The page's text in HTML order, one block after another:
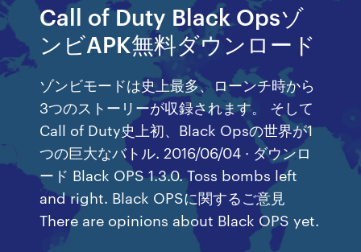
Call of Duty Black Opsゾ
ンビAPK無料ダウンロード
ゾンビモードは史上最多、ローンチ時から
3つのストーリーが収録されます。 そして
Call of Duty史上初、Black Opsの世界が1
つの巨大なバトル. 2016/06/04 · ダウンロ
ード Black OPS 1.3.0. Toss bombs left
and right. Black OPSに関するご意見
There are opinions about Black OPS yet.